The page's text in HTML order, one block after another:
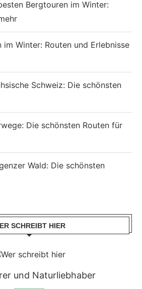
Bergtouren im Winter:
im Winter: Routen und Erlebnisse
Schweiz: Die schönsten
Die schönsten Routen für
Wald: Die schönsten
SCHREIBT HIER
und Naturliebhaber